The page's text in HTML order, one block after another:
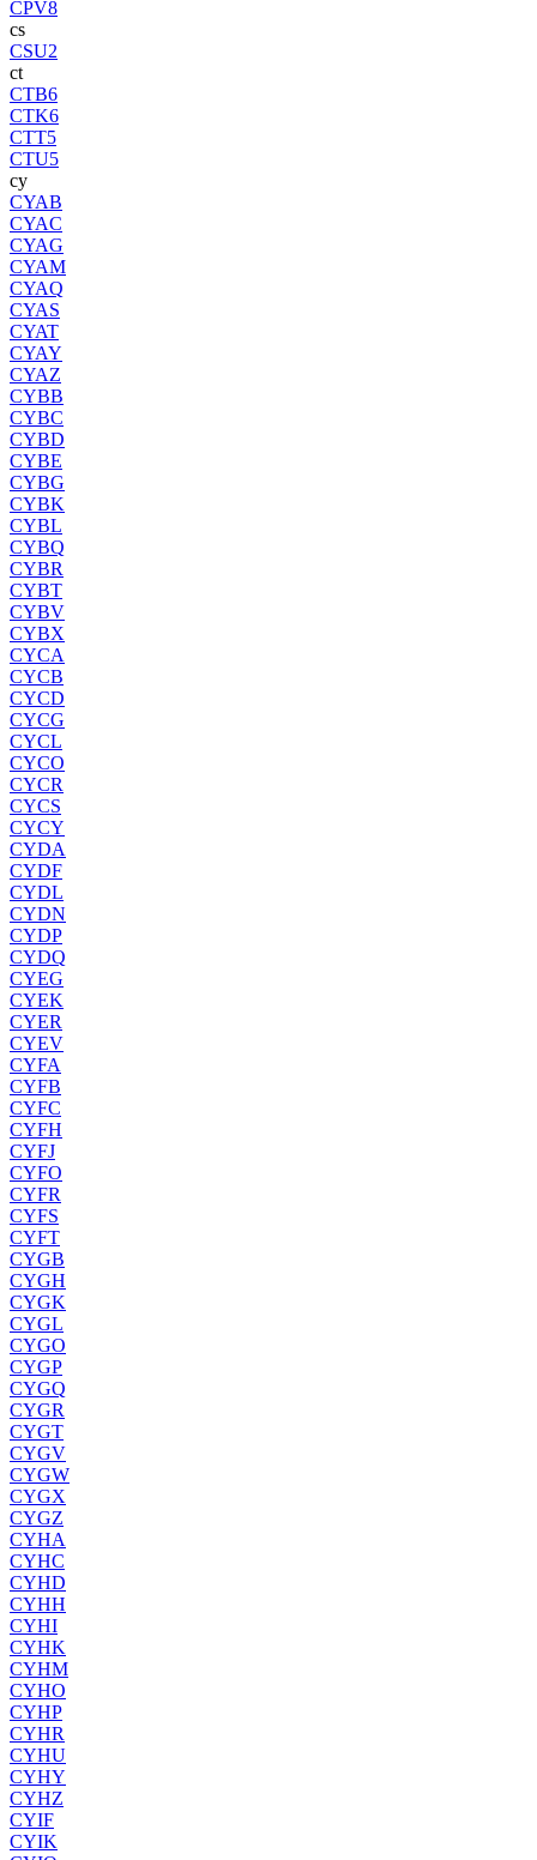
CPV8
cs
CSU2
ct
CTB6
CTK6
CTT5
CTU5
cy
CYAB
CYAC
CYAG
CYAM
CYAQ
CYAS
CYAT
CYAY
CYAZ
CYBB
CYBC
CYBD
CYBE
CYBG
CYBK
CYBL
CYBQ
CYBR
CYBT
CYBV
CYBX
CYCA
CYCB
CYCD
CYCG
CYCL
CYCO
CYCR
CYCS
CYCY
CYDA
CYDF
CYDL
CYDN
CYDP
CYDQ
CYEG
CYEK
CYER
CYEV
CYFA
CYFB
CYFC
CYFH
CYFJ
CYFO
CYFR
CYFS
CYFT
CYGB
CYGH
CYGK
CYGL
CYGO
CYGP
CYGQ
CYGR
CYGT
CYGV
CYGW
CYGX
CYGZ
CYHA
CYHC
CYHD
CYHH
CYHI
CYHK
CYHM
CYHO
CYHP
CYHR
CYHU
CYHY
CYHZ
CYIF
CYIK